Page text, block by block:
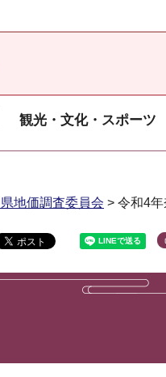
観光・文化・スポーツ
地価調査委員会 > 令和4